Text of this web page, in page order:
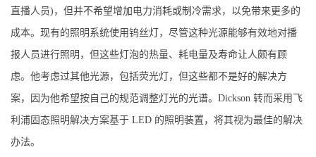
直播人员)，但并不希望增加电力消耗或制冷需求，以免带来更多的
成本。现有的照明系统使用钨丝灯，尽管这种光源能够有效地对播
报人员进行照明，但这些灯泡的热量、耗电量及寿命让人颇有顾
虑。他考虑过其他光源，包括荧光灯，但这些都不是好的解决方
案，因为他希望按自己的规范调整灯光的光谱。Dickson 转而采用飞
利浦固态照明解决方案基于 LED 的照明装置，将其视为最佳的解决
办法。